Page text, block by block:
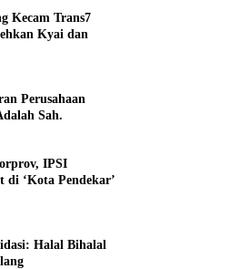
Kecam Trans7
Kyai dan
Perusahaan
Sah.
IPSI
di ‘Kota Pendekar’
Halal Bihalal